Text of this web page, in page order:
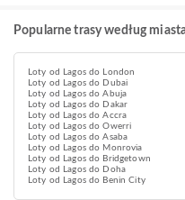
Popularne trasy według
Loty od Lagos do London
Loty od Lagos do Dubai
Loty od Lagos do Abuja
Loty od Lagos do Dakar
Loty od Lagos do Accra
Loty od Lagos do Owerri
Loty od Lagos do Asaba
Loty od Lagos do Monrovia
Loty od Lagos do Bridgetown
Loty od Lagos do Doha
Loty od Lagos do Benin City